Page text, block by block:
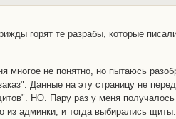
горят те разрабы, которые
многое не понятно, но пытаюсь
Данные на эту страницу не
НО. Пару раз у меня
из админки, и тогда выбирались